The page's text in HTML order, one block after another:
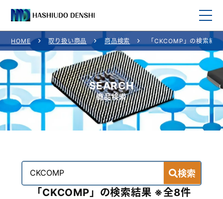
HOME
取り扱い商品
取り扱いメーカー一覧
ご利用案内
お問い合わせ
HOME 取り扱い商品 商品検索 「CKCOMP」の検索結果
SEARCH
商品検索
検索
「CKCOMP」の検索結果 ※全8件